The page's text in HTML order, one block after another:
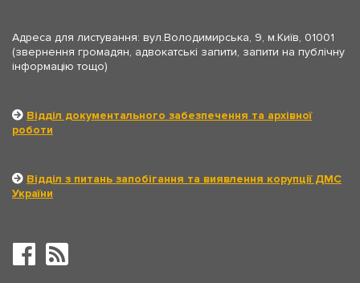
Адреса для листування: вул.Володимирська, 9, м.Київ, 01001
(звернення громадян, адвокатські запити, запити на публічну
інформацію тощо)
Відділ документального забезпечення та архівної
роботи
Відділ з питань запобігання та виявлення корупції ДМС
України